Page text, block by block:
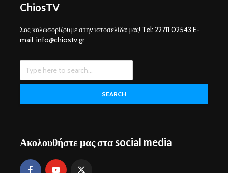
ChiosTV
Σας καλωσορίζουμε στην ιστοσελίδα μας! Tel: 22711 02543 E-
mail: info@chiostv.gr
SEARCH
Ακολουθήστε μας στα social media